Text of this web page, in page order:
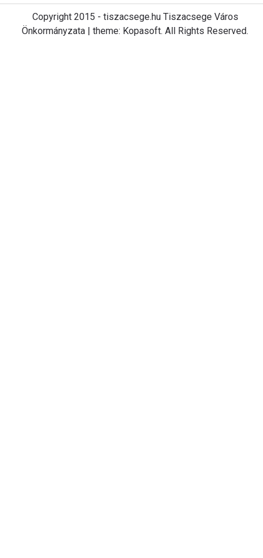
Copyright 2015 - tiszacsege.hu Tiszacsege Város
Önkormányzata | theme: Kopasoft. All Rights Reserved.